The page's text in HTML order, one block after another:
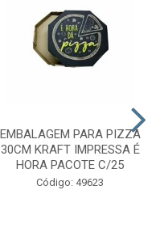
EMBALAGEM PARA PIZZA
30CM KRAFT IMPRESSA É
HORA PACOTE C/25
Código: 49623